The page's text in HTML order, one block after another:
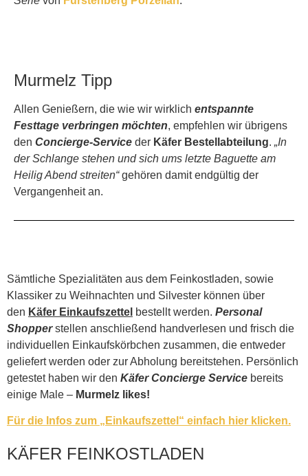
Murmelz Tipp
Allen Genießern, die wie wir wirklich entspannte
Festtage verbringen möchten, empfehlen wir übrigens
den Concierge-Service der Käfer Bestellabteilung. „In
der Schlange stehen und sich ums letzte Baguette am
Heilig Abend streiten“gehören damit endgültig der
Vergangenheit an.
Sämtliche Spezialitäten aus dem Feinkostladen, sowie
Klassiker zu Weihnachten und Silvester können über
den Käfer Einkaufszettel bestellt werden. Personal
Shopperstellen anschließend handverlesen und frisch die
individuellen Einkaufskörbchen zusammen, die entweder
geliefert werden oder zur Abholung bereitstehen. Persönlich
getestet haben wir den Käfer Concierge Service bereits
einige Male – Murmelz likes!
Für die Infos zum „Einkaufszettel“ einfach hier klicken.
KÄFER FEINKOSTLADEN